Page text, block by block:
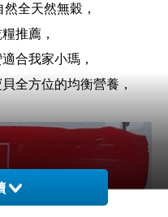
全天然無穀，
推薦，
合我家小瑪，
全方位的均衡營養，